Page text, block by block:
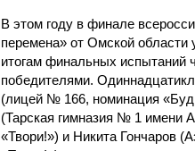
В этом году в финале
перемена» от Омской области
итогам финальных испытаний
победителями.
(лицей № 166, номинация
(Тарская гимназия № 1 имени
«Твори!») и Никита Гончаров